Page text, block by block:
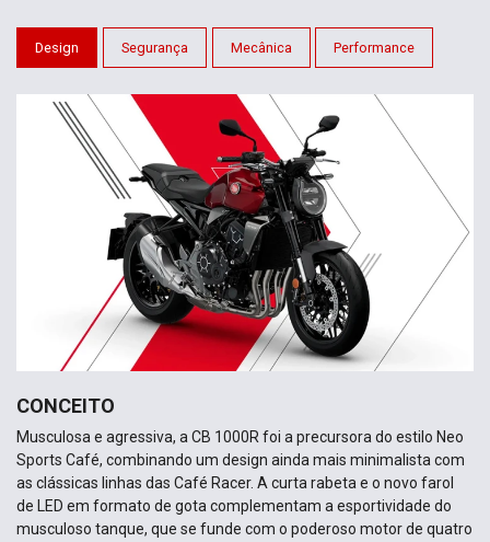
Design Segurança Mecânica Performance
CONCEITO
Musculosa e agressiva, a CB 1000R foi a precursora do estilo Neo
Sports Café, combinando um design ainda mais minimalista com
as clássicas linhas das Café Racer. A curta rabeta e o novo farol
de LED em formato de gota complementam a esportividade do
musculoso tanque, que se funde com o poderoso motor de quatro